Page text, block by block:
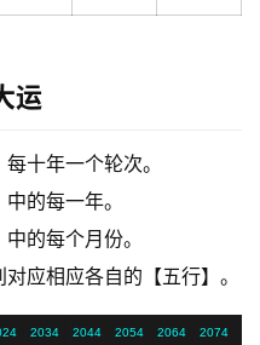
运
十年一个轮次。
的每一年。
的每个月份。
应相应各自的【五行】。
2034 2044 2054 2064 2074